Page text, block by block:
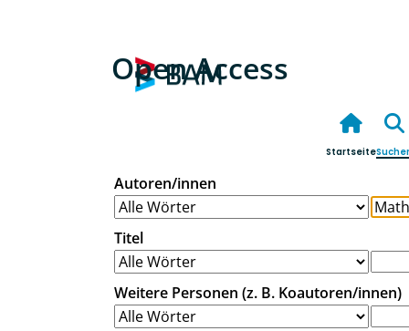
Open Access
Startseite
Autoren/innen
Titel
Weitere Personen (z. B. Koautoren/innen)